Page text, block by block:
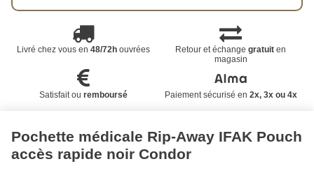
Livré chez vous en 48/72houvrées Retour et échangegratuit en
magasin
Satisfait ou remboursé Paiement sécurisé en 2x, 3x ou 4x
Pochette médicale Rip-Away IFAK Pouch
accès rapide noir Condor